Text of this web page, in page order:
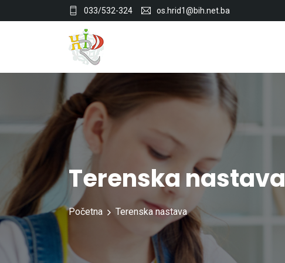
033/532-324 os.hrid1@bih.net.ba
Terenska nastava
Početna Terenska nastava